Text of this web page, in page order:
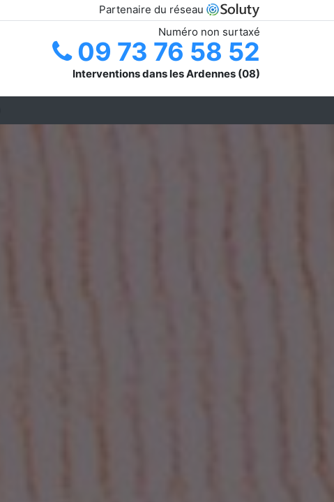
Partenaire du réseau
Numéro non surtaxé
09 73 76 58 52
Interventions dans les Ardennes (08)